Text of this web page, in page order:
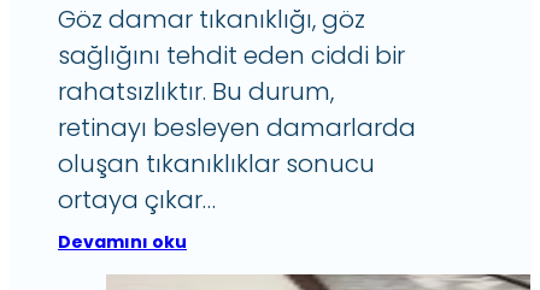
Göz damar tıkanıklığı, göz
sağlığını tehdit eden ciddi bir
rahatsızlıktır. Bu durum,
retinayı besleyen damarlarda
oluşan tıkanıklıklar sonucu
ortaya çıkar…
Devamını oku